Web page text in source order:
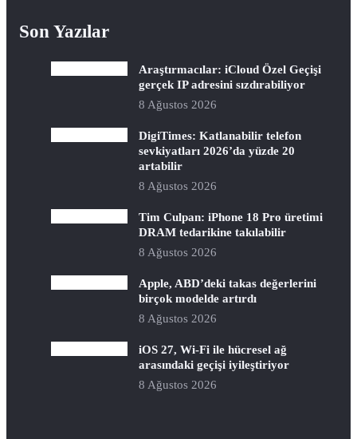
Son Yazılar
Araştırmacılar: iCloud Özel Geçişi
gerçek IP adresini sızdırabiliyor
8 Ağustos 2026
DigiTimes: Katlanabilir telefon
sevkiyatları 2026’da yüzde 20
artabilir
8 Ağustos 2026
Tim Culpan: iPhone 18 Pro üretimi
DRAM tedarikine takılabilir
8 Ağustos 2026
Apple, ABD’deki takas değerlerini
birçok modelde artırdı
8 Ağustos 2026
iOS 27, Wi-Fi ile hücresel ağ
arasındaki geçişi iyileştiriyor
8 Ağustos 2026